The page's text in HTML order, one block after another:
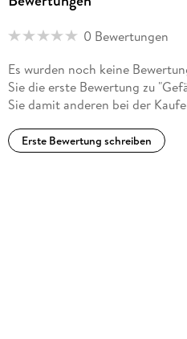
0 Bewertungen
Es wurden noch keine
Sie die erste Bewertung zu
Sie damit anderen bei der
Erste Bewertung schreiben